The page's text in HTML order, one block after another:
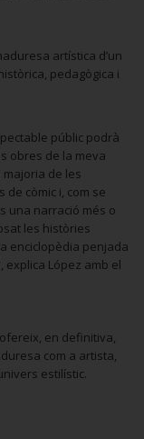
artística d’un
pedagògica i
públic podrà
obres de la meva
de les
de còmic i, com se
una narració més o
les històries
enciclopèdia penjada
López amb el
en definitiva,
com a artista,
estilístic.